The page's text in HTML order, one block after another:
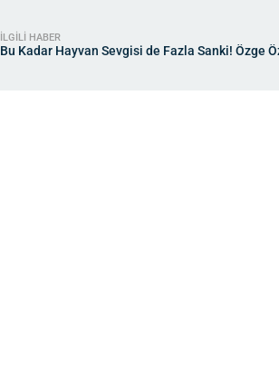
İLGİLİ HABER
Bu Kadar Hayvan Sevgisi de Fazla Sanki! Özge